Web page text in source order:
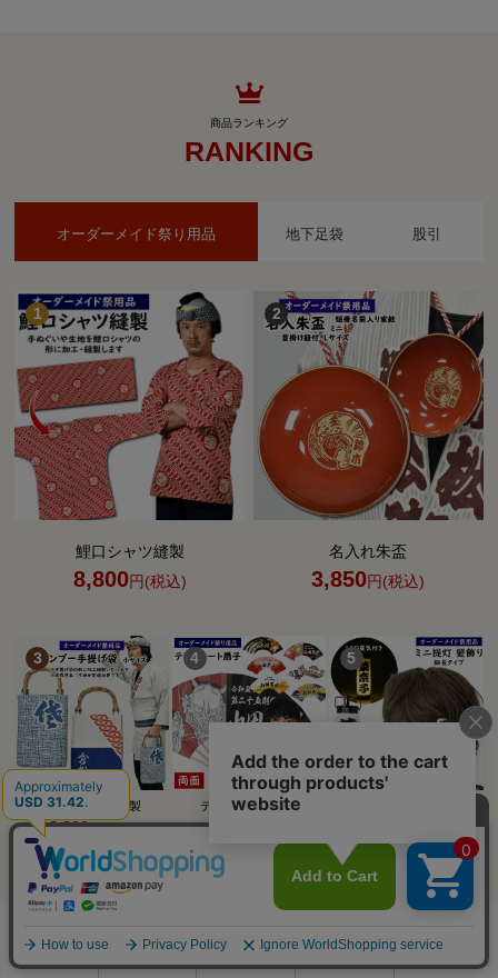
RANKING
オーダーメイド祭り用品 地下足袋 股引
鯉口シャツ縫製
8,800円(税込)
名入れ朱盃
3,850円(税込)
バンブー手提縫製
8,800円(税込)
テンプレート扇子
4,400
会員ページ 店舗案内